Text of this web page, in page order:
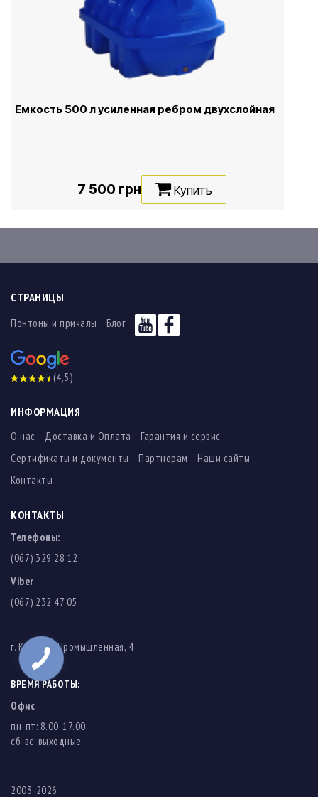
Емкость 500 л усиленная ребром двухслойная
7 500 грн Купить
СТРАНИЦЫ
Понтоны и причалы Блог
(4,5)
ИНФОРМАЦИЯ
О нас Доставка и Оплата
Гарантия и сервис
Сертификаты и документы
Партнерам
Наши сайты
Контакты
КОНТАКТЫ
Телефоны:
(067) 329 28 12
Viber
(067) 232 47 05
г. Киев, ул. Промышленная, 4
ВРЕМЯ РАБОТЫ:
Офис
пн-пт: 8.00-17.00
cб-вс: выходные
2003-2026